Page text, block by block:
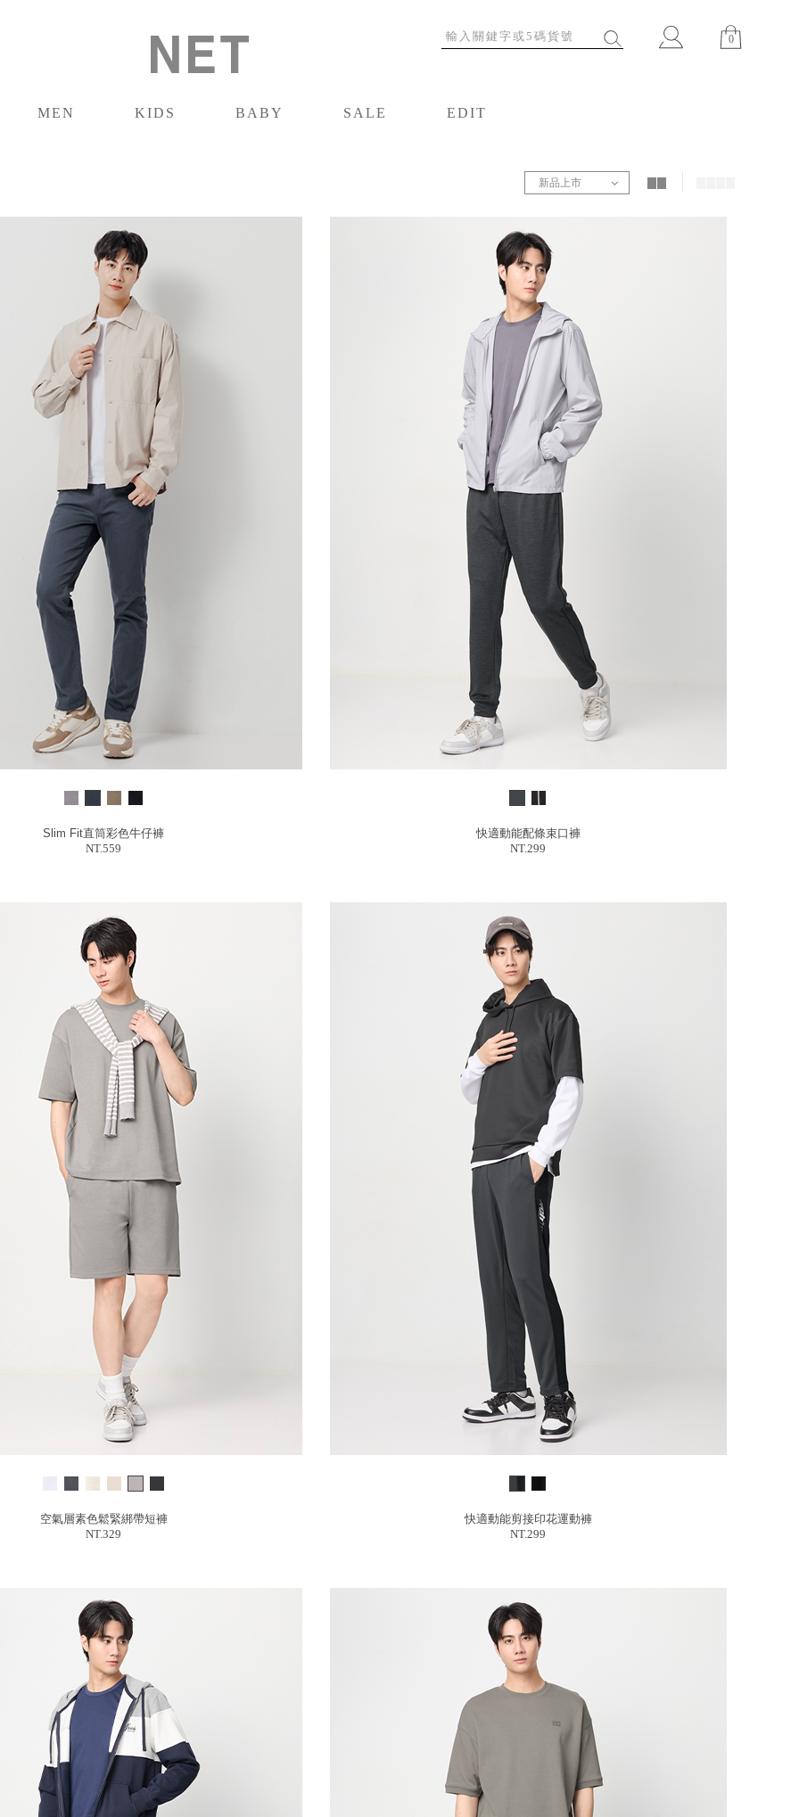
0
MEN
KIDS
BABY
SALE
EDIT
新品上市
Slim Fit直筒彩色牛仔褲
NT.559
快適動能配條束口褲
NT.299
空氣層素色鬆緊綁帶短褲
NT.329
快適動能剪接印花運動褲
NT.299